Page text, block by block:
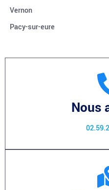
Vernon
Pacy-sur-eure
Nous